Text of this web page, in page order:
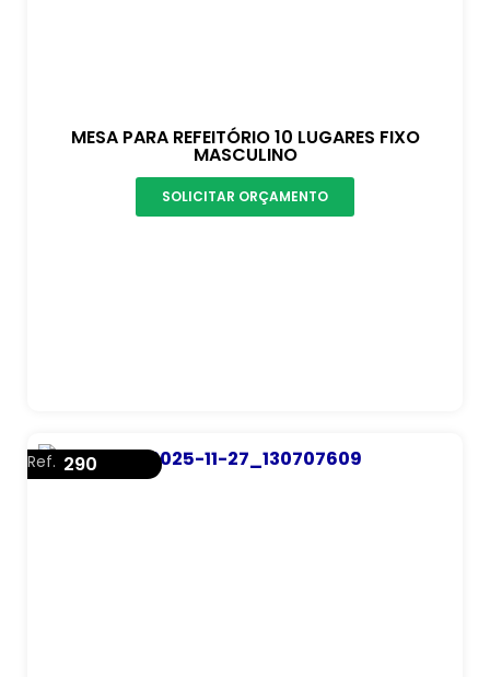
MESA PARA REFEITÓRIO 10 LUGARES FIXO
MASCULINO
SOLICITAR ORÇAMENTO
Ref. 290